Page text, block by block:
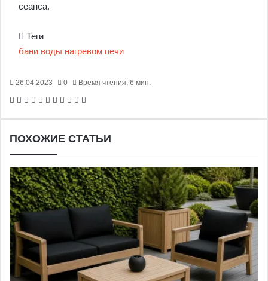
сеанса.
Теги
бани воды нагревом печи
26.04.2023 0 Время чтения: 6 мин.
Facebook
X Pinterest
Вконтакте
Одноклассники
Messenger
Messenger
WhatsApp
Telegram
Viber
ПОХОЖИЕ СТАТЬИ